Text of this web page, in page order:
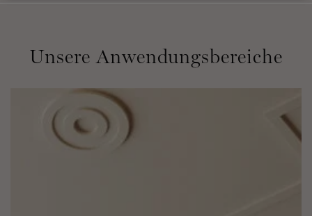
Unsere Anwendungsbereiche